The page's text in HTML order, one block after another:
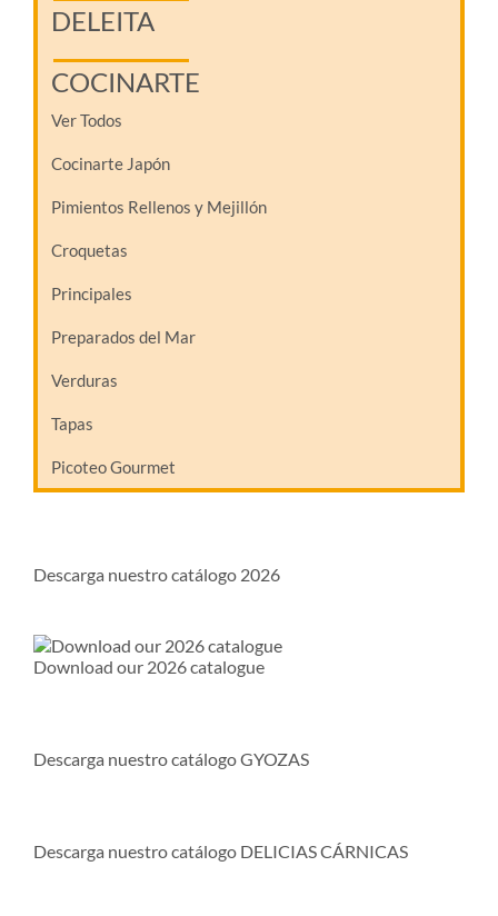
DELEITA
COCINARTE
Ver Todos
Cocinarte Japón
Pimientos Rellenos y Mejillón
Croquetas
Principales
Preparados del Mar
Verduras
Tapas
Picoteo Gourmet
Descarga nuestro catálogo 2026
Download our 2026 catalogue
Descarga nuestro catálogo GYOZAS
Descarga nuestro catálogo DELICIAS CÁRNICAS